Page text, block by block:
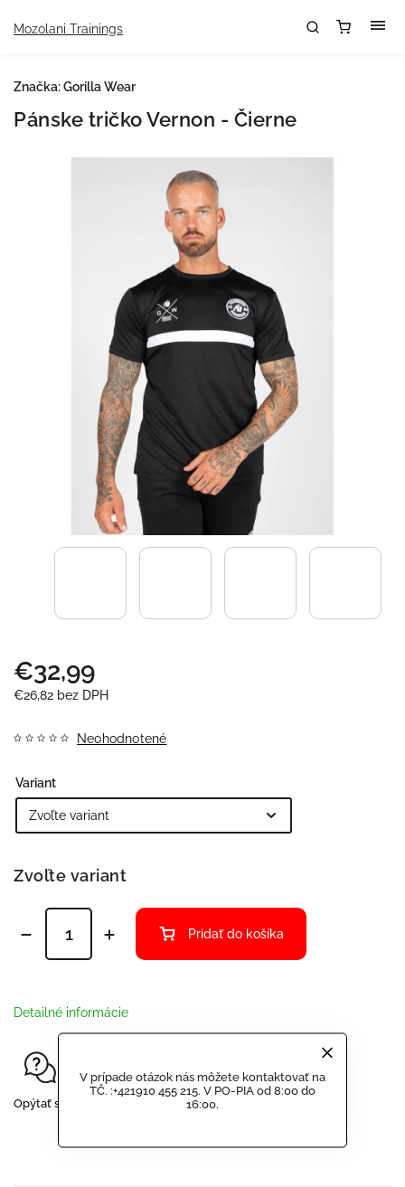
V prípade otázok nás môžete kontaktovať na
TČ. :+421910 455 215. V PO-PIA od 8:00 do
16:00.
Mozolani Trainings
Pánske tričko Vernon - Čierne
€32,99
€26,82 bez DPH
Neohodnotené
Značka:Gorilla Wear
Variant
Zvoľte variant
Pridať do košíka
Detailné informácie
Opýtať sa